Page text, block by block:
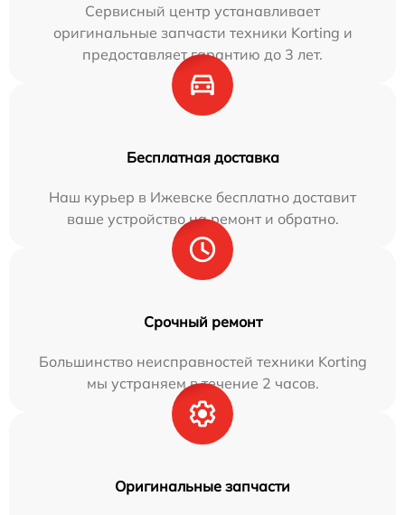
Сервисный центр устанавливает
оригинальные запчасти техники Korting и
предоставляет гарантию до 3 лет.
Бесплатная доставка
Наш курьер в Ижевске бесплатно доставит
ваше устройство на ремонт и обратно.
Срочный ремонт
Большинство неисправностей техники Korting
мы устраняем в течение 2 часов.
Оригинальные запчасти